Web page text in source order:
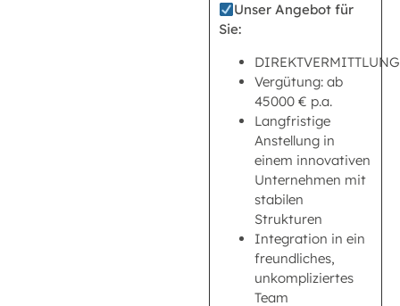
Unser Angebot für
Sie:
DIREKTVERMITTLUNG
Vergütung: ab
45000 € p.a.
Langfristige
Anstellung in
einem innovativen
Unternehmen mit
stabilen
Strukturen
Integration in ein
freundliches,
unkompliziertes
Team